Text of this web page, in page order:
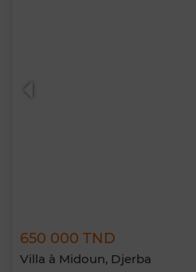
650 000 TND
Villa à Midoun, Djerba